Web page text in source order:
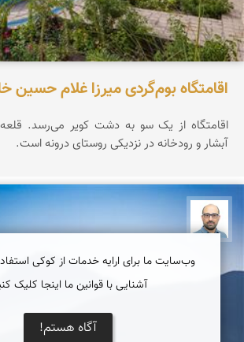
اقامتگاه بوم‌گردی میرزا غلام حسین
اقامتگاه از یک سو به دشت کویر می‌رسد.
آبشار و رودخانه در نزدیکی روستای درونه است.
وب‌سایت ما برای ارایه خدمات از کوکی
آشنایی با قوانین ما اینجا کلیک
آگاه هستم!